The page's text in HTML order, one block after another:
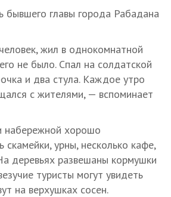
бывшего главы города Рабадана
жил в однокомнатной
не было. Спал на солдатской
и два стула. Каждое утро
с жителями, — вспоминает
набережной хорошо
скамейки, урны, несколько кафе,
деревьях развешаны кормушки
туристы могут увидеть
на верхушках сосен.